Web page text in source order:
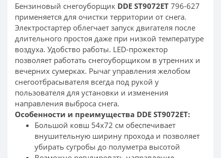
Бензиновый снегоуборщик DDE ST9072ET 796-627
применяется для очистки территории от снега.
Электростартер облегчает запуск двигателя после
длительного простоя даже при низкой температуре
воздуха. Удобство работы. LED-прожектор
позволяет работать снегоуборщиком в утренних и
вечерних сумерках. Рычаг управления желобом
снегоотбрасывателя всегда под рукой у
пользователя для установки и изменения
направления выброса снега.
Особенности и преимущества DDE ST9072ET:
Большой ковш 54х72 см обеспечивает
внушительную ширину прохода и позволяет
убирать сугробы до полуметра высотой